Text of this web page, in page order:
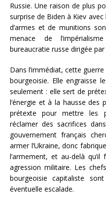
Russie. Une raison de plus
surprise de Biden à Kiev
d’armes et de munitions
menace de
bureaucratie russe dirigée
Dans l’immédiat, cette
bourgeoisie. Elle engraisse
seulement : elle sert de
l’énergie et à la hausse des
prétexte pour mettre les
réclamer des sacrifices
gouvernement français
armer l’Ukraine, donc
l’armement, et au-delà
agression militaire. Les
bourgeoisie capitaliste
éventuelle escalade.